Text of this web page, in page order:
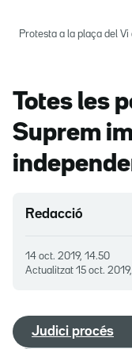
Protesta a la plaça del
Totes les
Suprem
Redacció
14 oct. 2019, 14.50
Actualitzat 15 oct.
Judici procés